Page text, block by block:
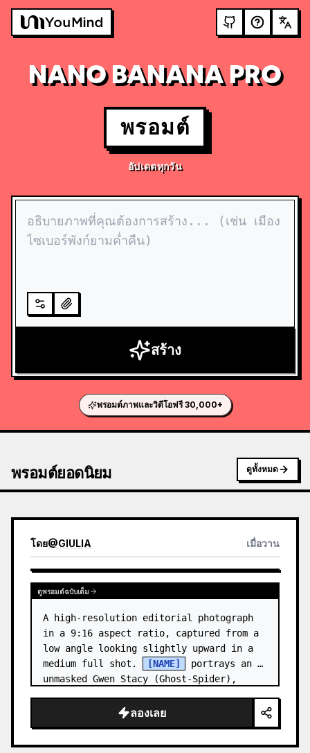
NANO BANANA PRO
พรอมต์
อัปเดตทุกวัน
สร้าง
พรอมต์ภาพและวิดีโอฟรี 30,000+
พรอมต์ยอดนิยม ดูทั้งหมด
โดย@GIULIA เมื่อวาน
ดูพรอมต์ฉบับเต็ม
A high-resolution editorial photograph
in a 9:16 aspect ratio, captured from a
low angle looking slightly upward in a
medium full shot.
[NAME]
portrays an
unmasked Gwen Stacy (Ghost-Spider),
ลองเลย